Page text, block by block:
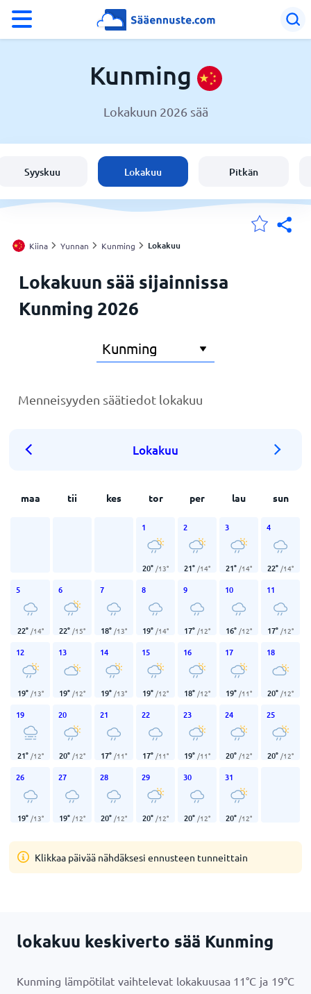
Suomi
Sijaintini
Koti
Kunming
Lokakuun 2026 sää
Syyskuu Lokakuu Pitkän
Kiina Yunnan Kunming Lokakuu
Lokakuun sää sijainnissa
Kunming 2026
Menneisyyden säätiedot lokakuu
Lokakuu
maa tii kes tor per lau sun
1
20° /13°
2
21° /14°
3
21° /14°
4
22° /14°
5
22° /14°
6
22° /15°
7
18° /13°
8
19° /14°
9
17° /12°
10
16° /12°
11
17° /12°
12
19° /13°
13
19° /12°
14
19° /13°
15
19° /12°
16
18° /12°
17
19° /11°
18
20° /12°
19
21° /12°
20
20° /12°
21
17° /11°
22
17° /11°
23
19° /11°
24
20° /12°
25
20° /12°
26
19° /13°
27
19° /12°
28
20° /12°
29
20° /12°
30
20° /12°
31
20° /12°
Klikkaa päivää nähdäksesi ennusteen tunneittain
lokakuu keskiverto sää Kunming
Kunming lämpötilat vaihtelevat lokakuusaa 11°C ja 19°C